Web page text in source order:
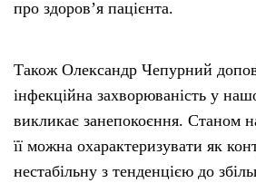
про здоров’я пацієнта.
Також Олександр Чепурний
інфекційна захворюваність у
викликає занепокоєння. Станом
її можна охарактеризувати як
нестабільну з тенденцією до